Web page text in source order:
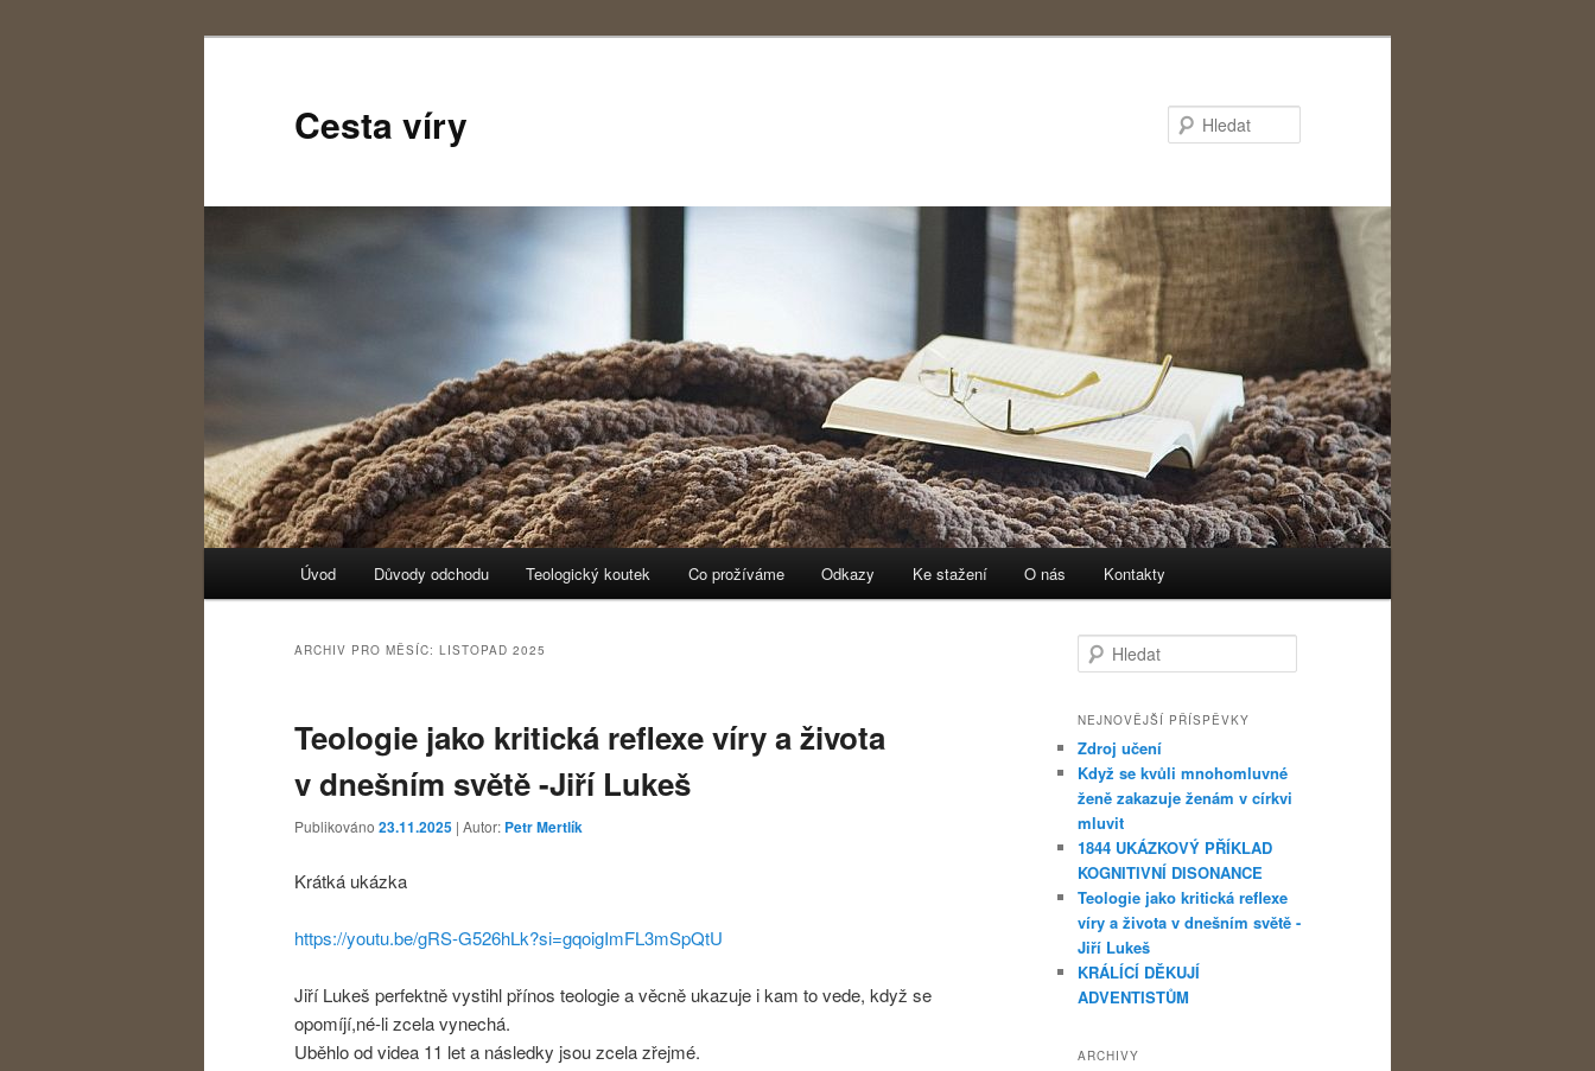
Cesta víry
Hlavní navigační menu
Přejít k hlavnímu obsahu webu
Přejít k obsahu postranního panelu
Úvod Důvody odchodu Teologický koutek Co prožíváme Odkazy Ke stažení O nás Kontakty
ARCHIV PRO MĚSÍC: LISTOPAD 2025
Teologie jako kritická reflexe víry a života
v dnešním světě -Jiří Lukeš
Publikováno 23.11.2025 | Autor: Petr Mertlík
Krátká ukázka
https://youtu.be/gRS-G526hLk?si=gqoigImFL3mSpQtU
Jiří Lukeš perfektně vystihl přínos teologie a věcně ukazuje i kam to vede, když se
opomíjí,né-li zcela vynechá.
Uběhlo od videa 11 let a následky jsou zcela zřejmé.
Hledat
NEJNOVĚJŠÍ PŘÍSPĚVKY
Zdroj učení
Když se kvůli mnohomluvné
ženě zakazuje ženám v církvi
mluvit
1844 UKÁZKOVÝ PŘÍKLAD
KOGNITIVNÍ DISONANCE
Teologie jako kritická reflexe
víry a života v dnešním světě -
Jiří Lukeš
KRÁLÍCÍ DĚKUJÍ
ADVENTISTŮM
ARCHIVY